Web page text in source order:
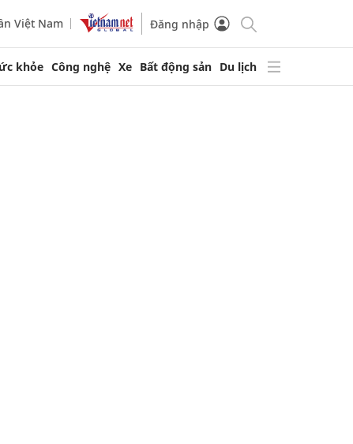
Việt Nam Đăng nhập
khỏe Công nghệ Xe Bất động sản Du lịch